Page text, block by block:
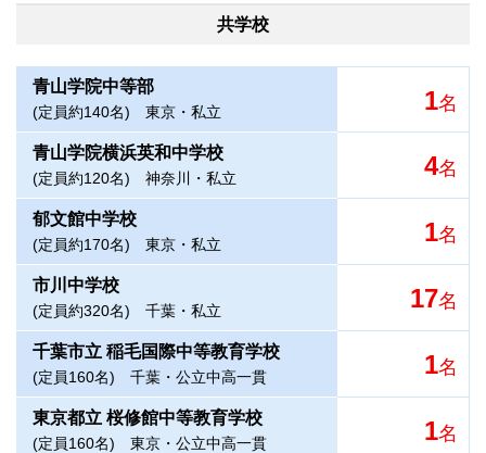
共学校
青山学院中等部
(定員約140名) 東京・私立 1名
青山学院横浜英和中学校
(定員約120名) 神奈川・私立 4名
郁文館中学校
(定員約170名) 東京・私立 1名
市川中学校
(定員約320名) 千葉・私立 17名
千葉市立 稲毛国際中等教育学校
(定員160名) 千葉・公立中高一貫 1名
東京都立 桜修館中等教育学校
(定員160名) 東京・公立中高一貫 1名